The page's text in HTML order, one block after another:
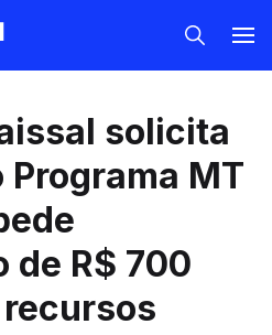
solicita
MT
R$ 700